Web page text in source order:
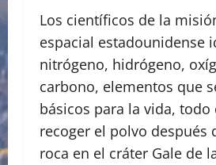
Los científicos de la
espacial estadounidense
nitrógeno, hidrógeno,
carbono, elementos que
básicos para la vida, todo
recoger el polvo después
roca en el cráter Gale de